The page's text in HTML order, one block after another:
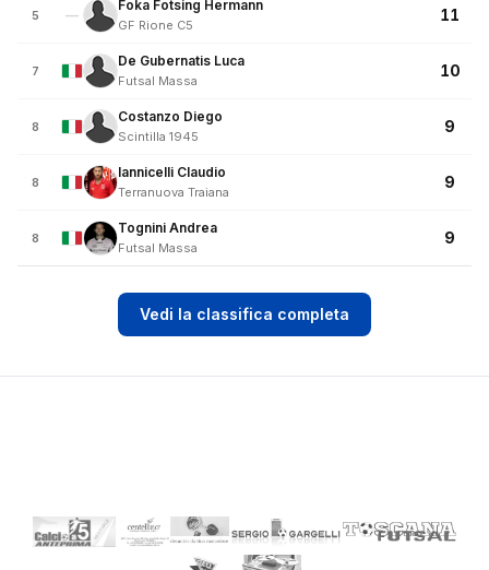
5 —
Foka Fotsing Hermann
GF Rione C5
11
7
De Gubernatis Luca
Futsal Massa
10
8
Costanzo Diego
Scintilla 1945
9
8
Iannicelli Claudio
Terranuova Traiana
9
8
Tognini Andrea
Futsal Massa
9
Vedi la classifica completa